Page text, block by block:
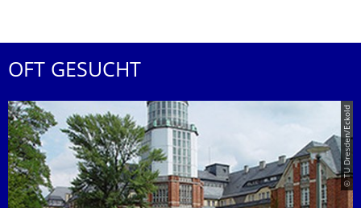
OFT GESUCHT
© TU Dresden/Eckold